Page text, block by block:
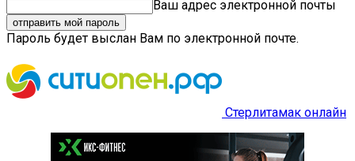
Ваш адрес электронной почты
Пароль будет выслан Вам по электронной почте.
Стерлитамак онлайн